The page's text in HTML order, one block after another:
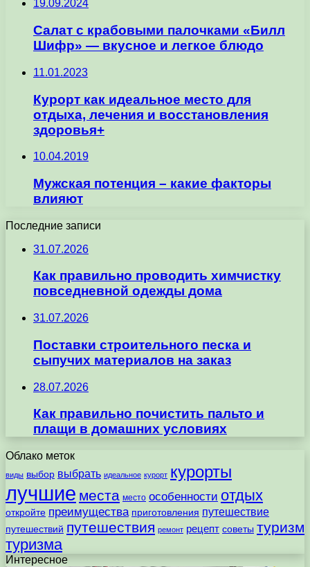
19.09.2024
Салат с крабовыми палочками «Билл
Шифр» — вкусное и легкое блюдо
11.01.2023
Курорт как идеальное место для
отдыха, лечения и восстановления
здоровья+
10.04.2019
Мужская потенция – какие факторы
влияют
Последние записи
31.07.2026
Как правильно проводить химчистку
повседневной одежды дома
31.07.2026
Поставки строительного песка и
сыпучих материалов на заказ
28.07.2026
Как правильно почистить пальто и
плащи в домашних условиях
Облако меток
виды выбор выбрать идеальное курорт курорты
лучшие места место особенности отдых
откройте преимущества приготовления путешествие
путешествий путешествия ремонт рецепт советы туризм
туризма
Интересное